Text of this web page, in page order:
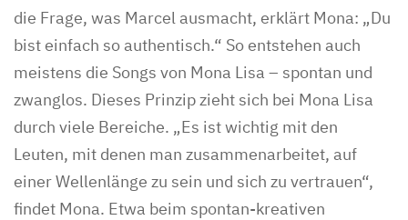
die Frage, was Marcel ausmacht, erklärt Mona: „Du
bist einfach so authentisch.“ So entstehen auch
meistens die Songs von Mona Lisa – spontan und
zwanglos. Dieses Prinzip zieht sich bei Mona Lisa
durch viele Bereiche. „Es ist wichtig mit den
Leuten, mit denen man zusammenarbeitet, auf
einer Wellenlänge zu sein und sich zu vertrauen“,
findet Mona. Etwa beim spontan-kreativen